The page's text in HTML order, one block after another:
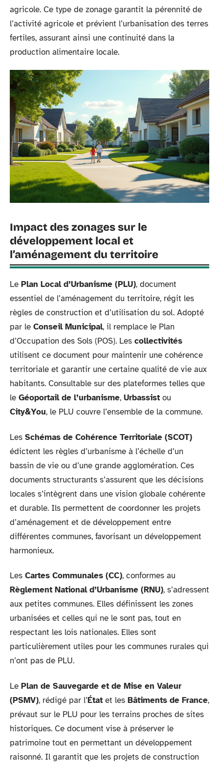
agricole. Ce type de zonage garantit la pérennité de
l’activité agricole et prévient l’urbanisation des terres
fertiles, assurant ainsi une continuité dans la
production alimentaire locale.
Impact des zonages sur le
développement local et
l’aménagement du territoire
Le Plan Local d’Urbanisme (PLU), document
essentiel de l’aménagement du territoire, régit les
règles de construction et d’utilisation du sol. Adopté
par le Conseil Municipal, il remplace le Plan
d’Occupation des Sols (POS). Les collectivités
utilisent ce document pour maintenir une cohérence
territoriale et garantir une certaine qualité de vie aux
habitants. Consultable sur des plateformes telles que
le Géoportail de l’urbanisme, Urbassist ou
City&You, le PLU couvre l’ensemble de la commune.
Les Schémas de Cohérence Territoriale (SCOT)
édictent les règles d’urbanisme à l’échelle d’un
bassin de vie ou d’une grande agglomération. Ces
documents structurants s’assurent que les décisions
locales s’intègrent dans une vision globale cohérente
et durable. Ils permettent de coordonner les projets
d’aménagement et de développement entre
différentes communes, favorisant un développement
harmonieux.
Les Cartes Communales (CC), conformes au
Règlement National d’Urbanisme (RNU), s’adressent
aux petites communes. Elles définissent les zones
urbanisées et celles qui ne le sont pas, tout en
respectant les lois nationales. Elles sont
particulièrement utiles pour les communes rurales qui
n’ont pas de PLU.
Le Plan de Sauvegarde et de Mise en Valeur
(PSMV), rédigé par l’État et les Bâtiments de France,
prévaut sur le PLU pour les terrains proches de sites
historiques. Ce document vise à préserver le
patrimoine tout en permettant un développement
raisonné. Il garantit que les projets de construction